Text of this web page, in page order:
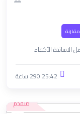
مقارنة
290:25:42 ساعة
متقدم